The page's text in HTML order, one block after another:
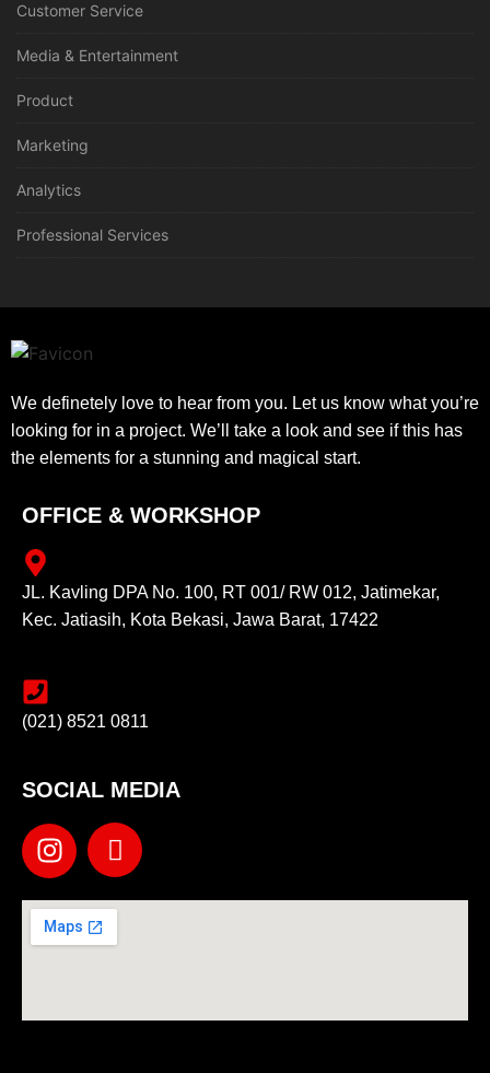
Customer Service
Media & Entertainment
Product
Marketing
Analytics
Professional Services
We definetely love to hear from you. Let us know what you’re
looking for in a project. We’ll take a look and see if this has
the elements for a stunning and magical start.
OFFICE & WORKSHOP
JL. Kavling DPA No. 100, RT 001/ RW 012, Jatimekar,
Kec. Jatiasih, Kota Bekasi, Jawa Barat, 17422
(021) 8521 0811
SOCIAL MEDIA